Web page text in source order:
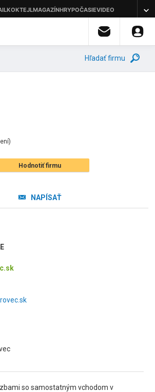
Hľadať firmu
)
Hodnotiť firmu
NAPÍSAŤ
so samostatným vchodom v